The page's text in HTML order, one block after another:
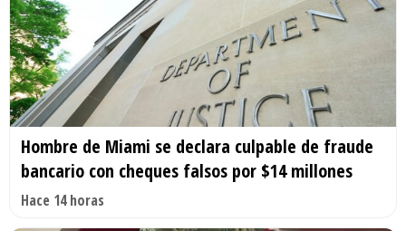
Hombre de Miami se declara culpable de fraude
bancario con cheques falsos por $14 millones
Hace 14 horas